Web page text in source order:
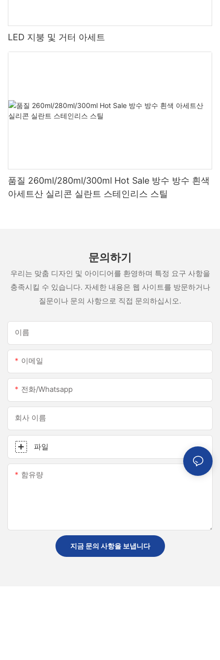
LED 지붕 및 거터 아세트
품질 260ml/280ml/300ml Hot Sale 방수 방수 흰색
아세트산 실리콘 실란트 스테인리스 스틸
문의하기
우리는 맞춤 디자인 및 아이디어를 환영하며 특정 요구 사항을
충족시킬 수 있습니다. 자세한 내용은 웹 사이트를 방문하거나
질문이나 문의 사항으로 직접 문의하십시오.
이름
이메일
전화/whatsapp
회사 이름
파일
함유량
지금 문의 사항을 보냅니다